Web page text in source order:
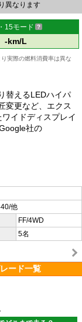
異なります
15モード
-km/L
実際の燃料消費率は異な
替えるLEDハイパ
変更など、エクス
イドディスプレイ
社の
他
FF/4WD
5名
ード一覧